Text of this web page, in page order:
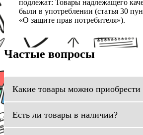
подлежат: Товары надлежащего
были в употреблении (статья 30
«О защите прав потребителя»).
Частые вопросы
Какие товары можно приобрести
Есть ли товары в наличии?